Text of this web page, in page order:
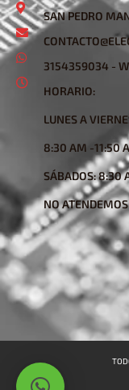
SAN PEDRO
3154359034 -
HORARIO:
LUNES A
8:30 AM -11:50
SÁBADOS: 8:30
NO